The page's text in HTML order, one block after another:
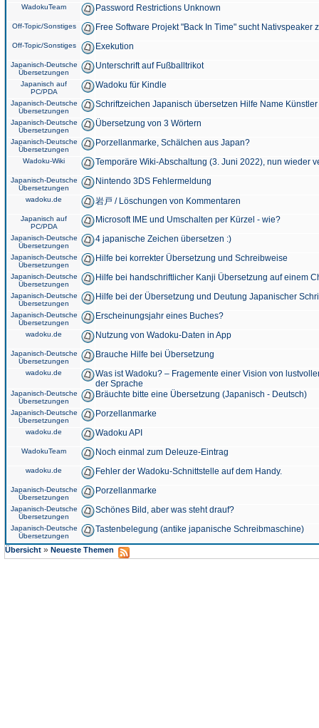
WadokuTeam Password Restrictions Unknown
Off-Topic/Sonstiges Free Software Projekt "Back In Time" sucht Nativspeaker
Off-Topic/Sonstiges Exekution
Japanisch-Deutsche
Übersetzungen
Unterschrift auf Fußballtrikot
Japanisch auf
PC/PDA
Wadoku für Kindle
Japanisch-Deutsche
Übersetzungen
Schriftzeichen Japanisch übersetzen Hilfe Name
Japanisch-Deutsche
Übersetzungen
Übersetzung von 3 Wörtern
Japanisch-Deutsche
Übersetzungen
Porzellanmarke, Schälchen aus Japan?
Wadoku-Wiki Temporäre Wiki-Abschaltung (3. Juni 2022), nun wieder
Japanisch-Deutsche
Übersetzungen
Nintendo 3DS Fehlermeldung
wadoku.de 岩戸 / Löschungen von Kommentaren
Japanisch auf
PC/PDA
Microsoft IME und Umschalten per Kürzel - wie?
Japanisch-Deutsche
Übersetzungen
4 japanische Zeichen übersetzen :)
Japanisch-Deutsche
Übersetzungen
Hilfe bei korrekter Übersetzung und Schreibweise
Japanisch-Deutsche
Übersetzungen
Hilfe bei handschriftlicher Kanji Übersetzung auf einem
Japanisch-Deutsche
Übersetzungen
Hilfe bei der Übersetzung und Deutung Japanischer
Japanisch-Deutsche
Übersetzungen
Erscheinungsjahr eines Buches?
wadoku.de Nutzung von Wadoku-Daten in App
Japanisch-Deutsche
Übersetzungen
Brauche Hilfe bei Übersetzung
wadoku.de
Was ist Wadoku? – Fragemente einer Vision von
der Sprache
Japanisch-Deutsche
Übersetzungen
Bräuchte bitte eine Übersetzung (Japanisch - Deutsch)
Japanisch-Deutsche
Übersetzungen
Porzellanmarke
wadoku.de Wadoku API
WadokuTeam Noch einmal zum Deleuze-Eintrag
wadoku.de Fehler der Wadoku-Schnittstelle auf dem Handy.
Japanisch-Deutsche
Übersetzungen
Porzellanmarke
Japanisch-Deutsche
Übersetzungen
Schönes Bild, aber was steht drauf?
Japanisch-Deutsche
Übersetzungen
Tastenbelegung (antike japanische Schreibmaschine)
Übersicht » Neueste Themen